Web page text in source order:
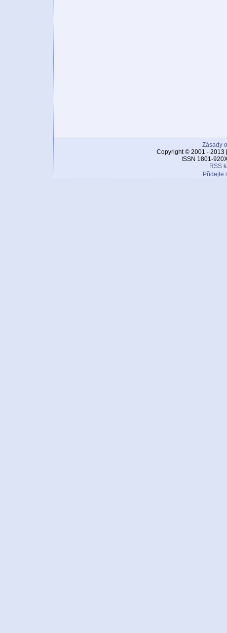
Zásady
Copyright © 2001 - 2013
ISSN 1801-
RSS
Přidejte